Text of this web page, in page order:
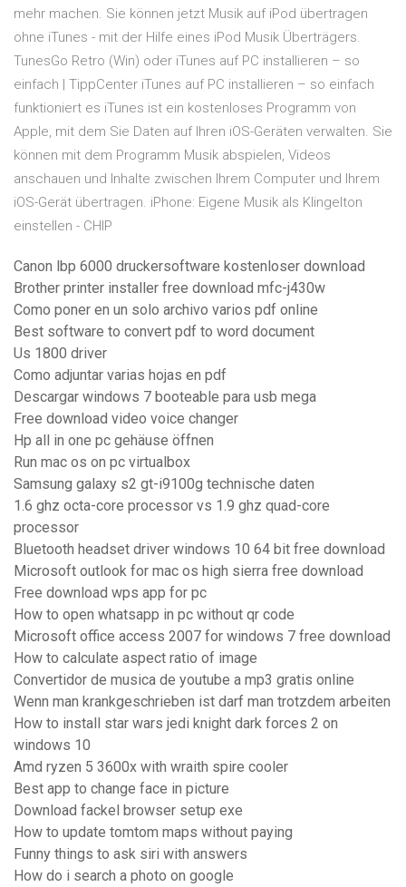
mehr machen. Sie können jetzt Musik auf iPod übertragen
ohne iTunes - mit der Hilfe eines iPod Musik Überträgers.
TunesGo Retro (Win) oder iTunes auf PC installieren – so
einfach | TippCenter iTunes auf PC installieren – so einfach
funktioniert es iTunes ist ein kostenloses Programm von
Apple, mit dem Sie Daten auf Ihren iOS-Geräten verwalten. Sie
können mit dem Programm Musik abspielen, Videos
anschauen und Inhalte zwischen Ihrem Computer und Ihrem
iOS-Gerät übertragen. iPhone: Eigene Musik als Klingelton
einstellen - CHIP
Canon lbp 6000 druckersoftware kostenloser download
Brother printer installer free download mfc-j430w
Como poner en un solo archivo varios pdf online
Best software to convert pdf to word document
Us 1800 driver
Como adjuntar varias hojas en pdf
Descargar windows 7 booteable para usb mega
Free download video voice changer
Hp all in one pc gehäuse öffnen
Run mac os on pc virtualbox
Samsung galaxy s2 gt-i9100g technische daten
1.6 ghz octa-core processor vs 1.9 ghz quad-core
processor
Bluetooth headset driver windows 10 64 bit free download
Microsoft outlook for mac os high sierra free download
Free download wps app for pc
How to open whatsapp in pc without qr code
Microsoft office access 2007 for windows 7 free download
How to calculate aspect ratio of image
Convertidor de musica de youtube a mp3 gratis online
Wenn man krankgeschrieben ist darf man trotzdem arbeiten
How to install star wars jedi knight dark forces 2 on
windows 10
Amd ryzen 5 3600x with wraith spire cooler
Best app to change face in picture
Download fackel browser setup exe
How to update tomtom maps without paying
Funny things to ask siri with answers
How do i search a photo on google